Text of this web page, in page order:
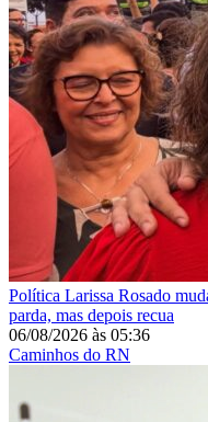
Política Larissa Rosado
parda, mas depois recua
06/08/2026 às 05:36
Caminhos do RN